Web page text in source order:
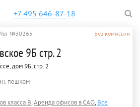
+7 495 646-87-18
Лот №30265 Без комиссии
9Б стр. 2
дом 9Б, стр. 2
пешком
класса B,Аренда офисов в САО,Все